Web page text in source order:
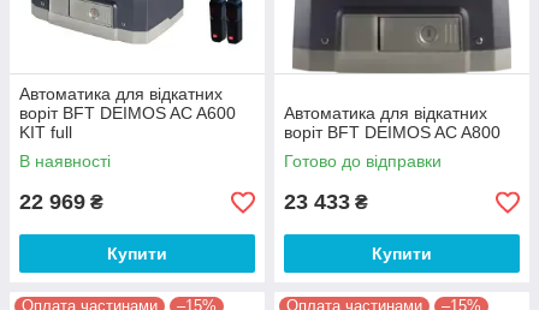
Автоматика для відкатних
воріт BFT DEIMOS AC A600
KIT full
В наявності
22 969 ₴
Купити
Автоматика для відкатних
воріт BFT DEIMOS AC A800
Готово до відправки
23 433 ₴
Купити
Оплата частинами
–15%
Оплата частинами
–15%